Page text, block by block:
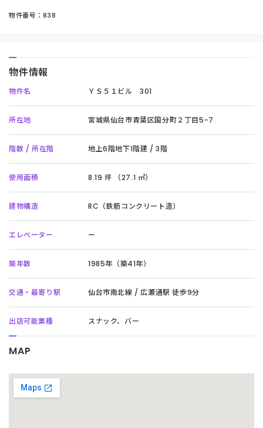
物件番号：838
物件情報
物件名 ＹＳ５１ビル 301
所在地 宮城県仙台市青葉区国分町２丁目5-7
階数 / 所在階 地上6階地下1階建 / 3階
使用面積 8.19 坪 （27.1 ㎡）
建物構造 RC（鉄筋コンクリート造）
エレベーター ー
築年数 1985年（築41年）
交通・最寄り駅 仙台市南北線 / 広瀬通駅 徒歩9分
出店可能業種 スナック、バー
MAP